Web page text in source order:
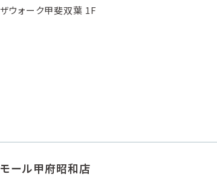
ウォーク甲斐双葉 1F
ール甲府昭和店